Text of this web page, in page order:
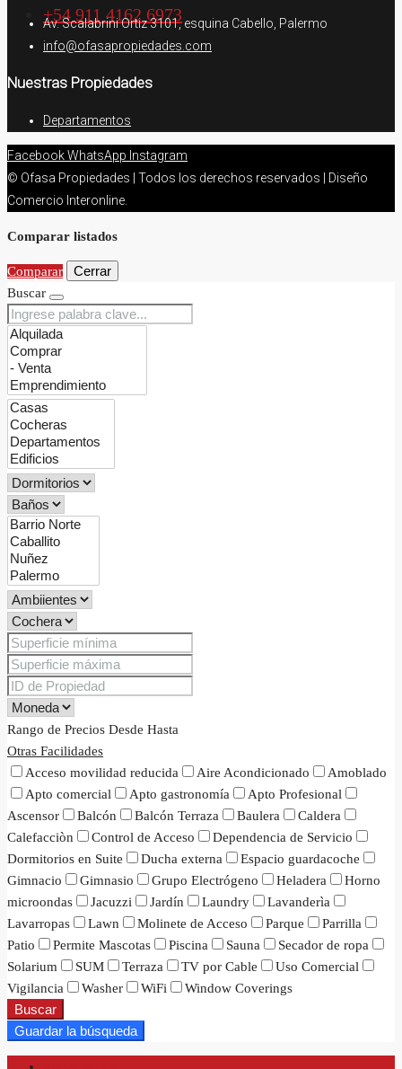
+54 911 4162 6973
Av. Scalabrini Ortiz 3101, esquina Cabello, Palermo
info@ofasapropiedades.com
Nuestras Propiedades
Departamentos
FacebookWhatsApp Instagram
© Ofasa Propiedades | Todos los derechos reservados | Diseño
Comercio Interonline.
Comparar listados
Comparar Cerrar
Buscar
Rango de Precios Desde Hasta
Otras Facilidades
Acceso movilidad reducida
Aire Acondicionado
Amoblado
Apto comercial
Apto gastronomía
Apto Profesional
Ascensor
Balcón Balcón Terraza Baulera
Caldera
Calefacciòn
Control de Acceso
Dependencia de Servicio
Dormitorios en Suite
Ducha externa
Espacio guardacoche
Gimnacio
Gimnasio Grupo Electrógeno Heladera
Horno
microondas
Jacuzzi Jardín Laundry
Lavanderìa
Lavarropas
Lawn Molinete de Acceso Parque
Parrilla
Patio
Permite Mascotas Piscina Sauna
Secador de ropa
Solarium
SUM Terraza TV por Cable
Uso Comercial
Vigilancia
Washer WiFi Window Coverings
Buscar
Guardar la búsqueda